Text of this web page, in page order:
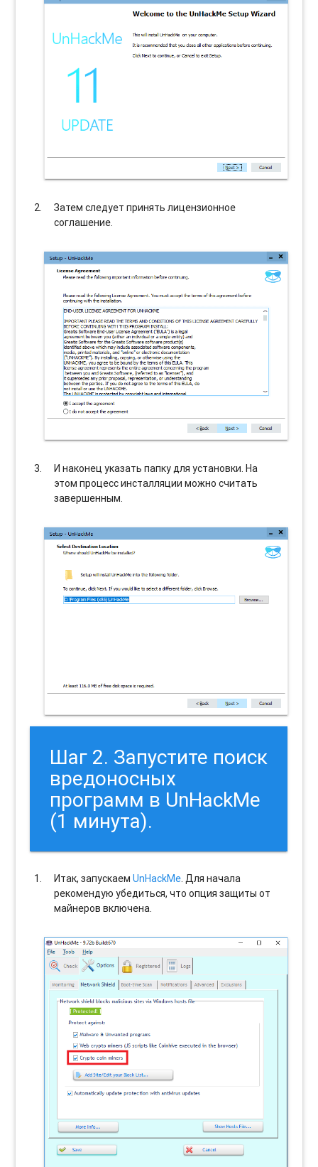
Затем следует принять лицензионное
соглашение.
И наконец указать папку для установки. На
этом процесс инсталляции можно считать
завершенным.
Шаг 2. Запустите поиск
вредоносных
программ в UnHackMe
(1 минута).
Итак, запускаемUnHackMe. Для начала
рекомендую убедиться, что опция защиты от
майнеров включена.